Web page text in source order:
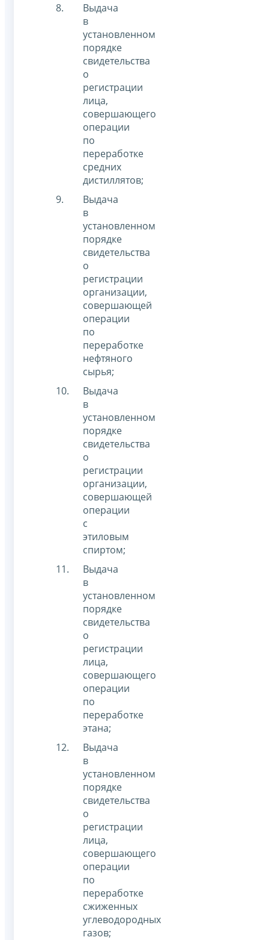
Выдача
в
установленном
порядке
свидетельства
о
регистрации
лица,
совершающего
операции
по
переработке
средних
дистиллятов;
Выдача
в
установленном
порядке
свидетельства
о
регистрации
организации,
совершающей
операции
по
переработке
нефтяного
сырья;
Выдача
в
установленном
порядке
свидетельства
о
регистрации
организации,
совершающей
операции
с
этиловым
спиртом;
Выдача
в
установленном
порядке
свидетельства
о
регистрации
лица,
совершающего
операции
по
переработке
этана;
Выдача
в
установленном
порядке
свидетельства
о
регистрации
лица,
совершающего
операции
по
переработке
сжиженных
углеводородных
газов;